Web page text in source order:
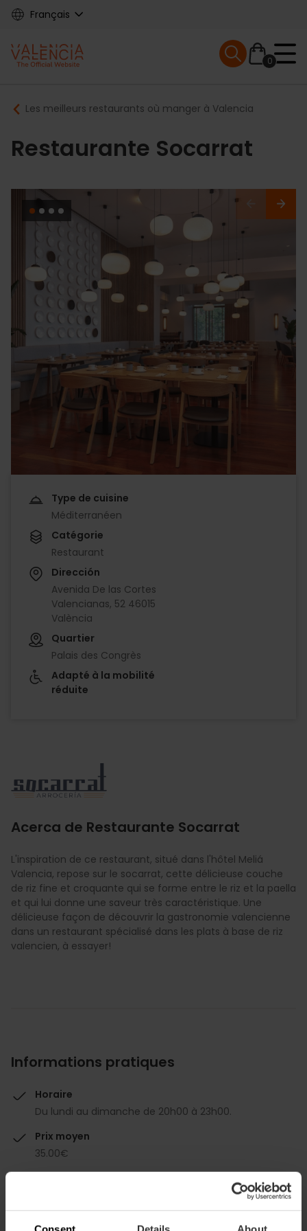
Skip
content
Français
Main
navigation
0
Mobile menu
Breadcrumb
Les meilleurs restaurants où manger à Valencia
Restaurante Socarrat
Type de cuisine
Méditerranéen
Catégorie
Restaurant
Dirección
Avenida De las Cortes
Valencianas, 52 46015
València
Quartier
Palais des Congrès
Adapté à la mobilité
réduite
Acerca de Restaurante Socarrat
L'inspiration de ce restaurant, situé dans l'hôtel Meliá
Valencia, repose sur le socarrat, cette délicieuse couche
de riz fine et croquante qui se forme entre le riz et la paella
et qui lui donne une saveur très caractéristique. Une
délicieuse façon de découvrir la gastronomie valencienne
dans un restaurant spécialisé dans les plats à base de riz
valencien, à essayer!
Informations pratiques
Horaire
Du lundi au dimanche de 20h00 à 23h00.
Prix moyen
35.00€